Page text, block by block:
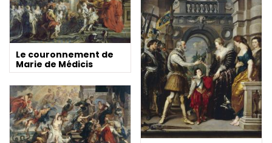
Le couronnement de
Marie de Médicis